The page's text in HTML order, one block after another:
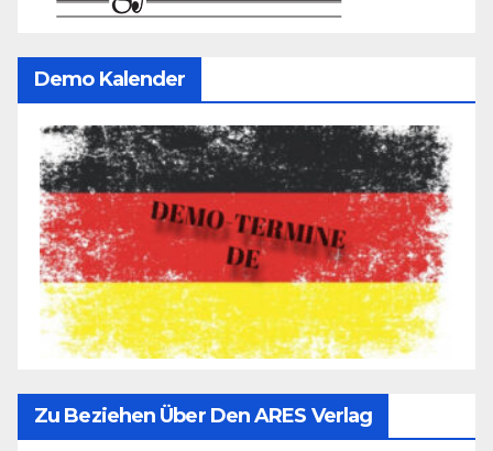
Demo Kalender
Zu Beziehen Über Den ARES Verlag